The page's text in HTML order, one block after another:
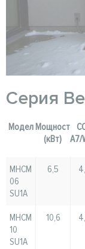
Серия
МоделМощност
(кВт)
A7/
MHCM
06
SU1A
6,5
MHCM
10
SU1A
10,6